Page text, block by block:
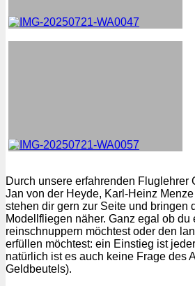
Durch unsere erfahrenden Fluglehrer
Jan von der Heyde, Karl-Heinz
stehen dir gern zur Seite und bringen
Modellfliegen näher. Ganz egal ob du
reinschnuppern möchtest oder den
erfüllen möchtest: ein Einstieg ist
natürlich ist es auch keine Frage des
Geldbeutels).